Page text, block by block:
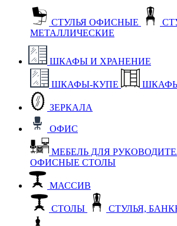
СТУЛЬЯ ОФИСНЫЕ
МЕТАЛЛИЧЕСКИЕ
ШКАФЫ И ХРАНЕНИЕ
ШКАФЫ-КУПЕ
ЗЕРКАЛА
ОФИС
МЕБЕЛЬ ДЛЯ
ОФИСНЫЕ СТОЛЫ
МАССИВ
СТОЛЫ СТУЛЬЯ,